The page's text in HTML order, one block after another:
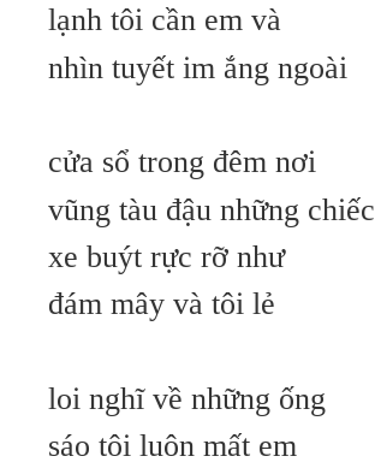
lạnh tôi cần em và
nhìn tuyết im ắng ngoài
cửa sổ trong đêm nơi
vũng tàu đậu những chiếc
xe buýt rực rỡ như
đám mây và tôi lẻ
loi nghĩ về những ống
sáo tôi luôn mất em